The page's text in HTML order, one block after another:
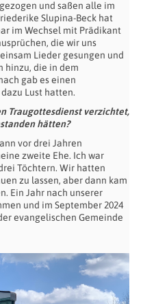
und saßen alle im
Slupina-Beck hat
im Wechsel mit Prädikant
die wir uns
Lieder gesungen und
hinzu, die in dem
gab es einen
Lust hatten.
Traugottesdienst verzichtet,
hätten?
vor drei Jahren
zweite Ehe. Ich war
Töchtern. Wir hatten
zu lassen, aber dann kam
Ein Jahr nach unserer
und im September 2024
evangelischen Gemeinde